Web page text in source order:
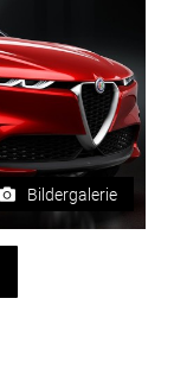
Bildergalerie